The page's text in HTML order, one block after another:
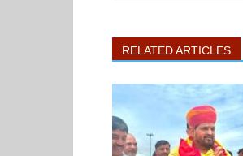
RELATED ARTICLES